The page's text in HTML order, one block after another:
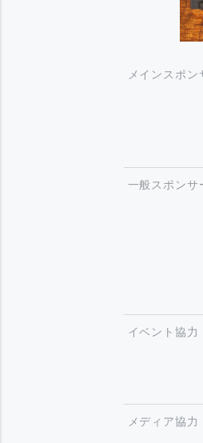
メインスポン
一般スポンサ
イベント協力
メディア協力